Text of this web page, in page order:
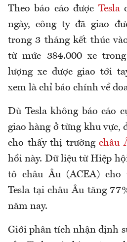
Theo báo cáo được Tesla
ngày, công ty đã giao
trong 3 tháng kết thúc
từ mức 384.000 xe
lượng xe được giao tới
xem là chỉ báo chính về
Dù Tesla không báo cáo
giao hàng ở từng khu vực,
cho thấy thị trườngchâu
hồi này. Dữ liệu từ Hiệp
tô châu Âu (ACEA) cho
Tesla tại châu Âu tăng
năm nay.
Giới phân tích nhận định